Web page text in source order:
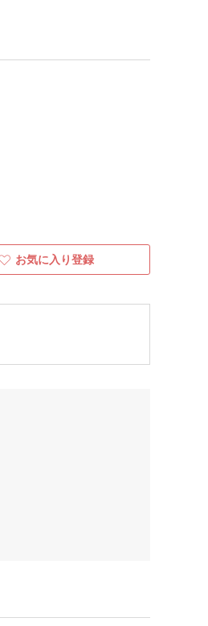
お気に入り登録